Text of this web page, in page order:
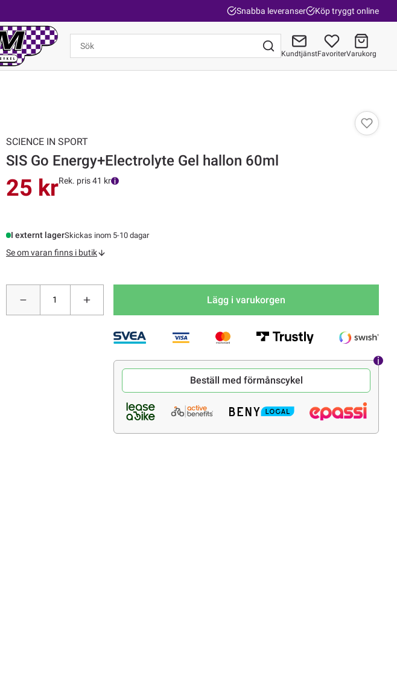
Snabba leveranser Köp tryggt online
KundtjänstFavoriterVarukorg
SCIENCE IN SPORT
SIS Go Energy+Electrolyte Gel hallon 60ml
25 krRek. pris 41 kr
I externt lagerSkickas inom 5-10 dagar
Se om varan finns i butik
Lägg i varukorgen
Beställ med förmånscykel